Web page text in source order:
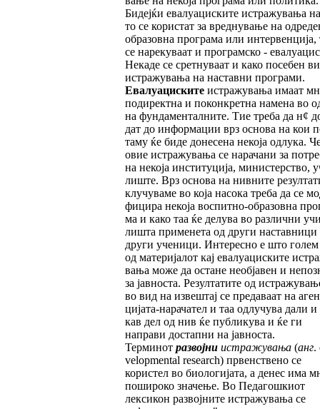
Бидејќи евалуациските истражувања
то се користат за вреднување на
образовна програма или интервенција,
се нарекуваат и програмско -
Не­­каде се сретнуваат и како посебен
ис­тражувања на наставни програми.
Евалуациските истражувања имаат
подиректна и поконкретна намена во
на фундаменталните. Тие треба да н¢
дат до информации врз основа на кои
таму ќе биде донесена некоја одлука.
овие истражувања се нарачани за
на некоја институција, министерство,
лиш­те. Врз основа на нивните
клу­чуваме во која насока треба да се
фи­цира некоја воспитно-образовна
ма и како таа ќе делува во различни
лиш­та применета од други наставници
други ученици. Интересно е што голем
од материјалот кај евалуациските
вања може да остане необјавен и
за јавноста. Резултатите од
во вид на извештај се предаваат на
цијата-нарачател и таа одлучува дали
кав дел од нив ќе публикува и ќе ги
направи достапни на јавноста.
Терминот развојни истражувања(анг.
ve­lopmental research) првенствено се
користел во биологијата, а денес има
пошироко значење. Во Педагошкиот
лексикон развој­ни­те истражувања се